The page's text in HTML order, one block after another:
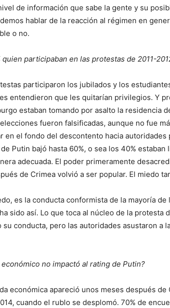
de información que sabe la gente y su
hablar de la reacción al régimen en
o no.
quien participaban en las protestas de 2011-
participaron los jubilados y los
entendieron que les quitarían privilegios. Y
estaban tomando por asalto la residencia
fueron falsificadas, aunque no fue
en el fondo del descontento hacia autoridades
Putin bajó hasta 60%, o sea los 40% estaban
adecuada. El poder primeramente
de Crimea volvió a ser popular. El miedo
es la conducta conformista de la mayoría de
sido así. Lo que toca al núcleo de la protesta
conducta, pero las autoridades asustaron a
no impactó al rating de Putin?
económica apareció unos meses después de
cuando el rublo se desplomó. 70% de